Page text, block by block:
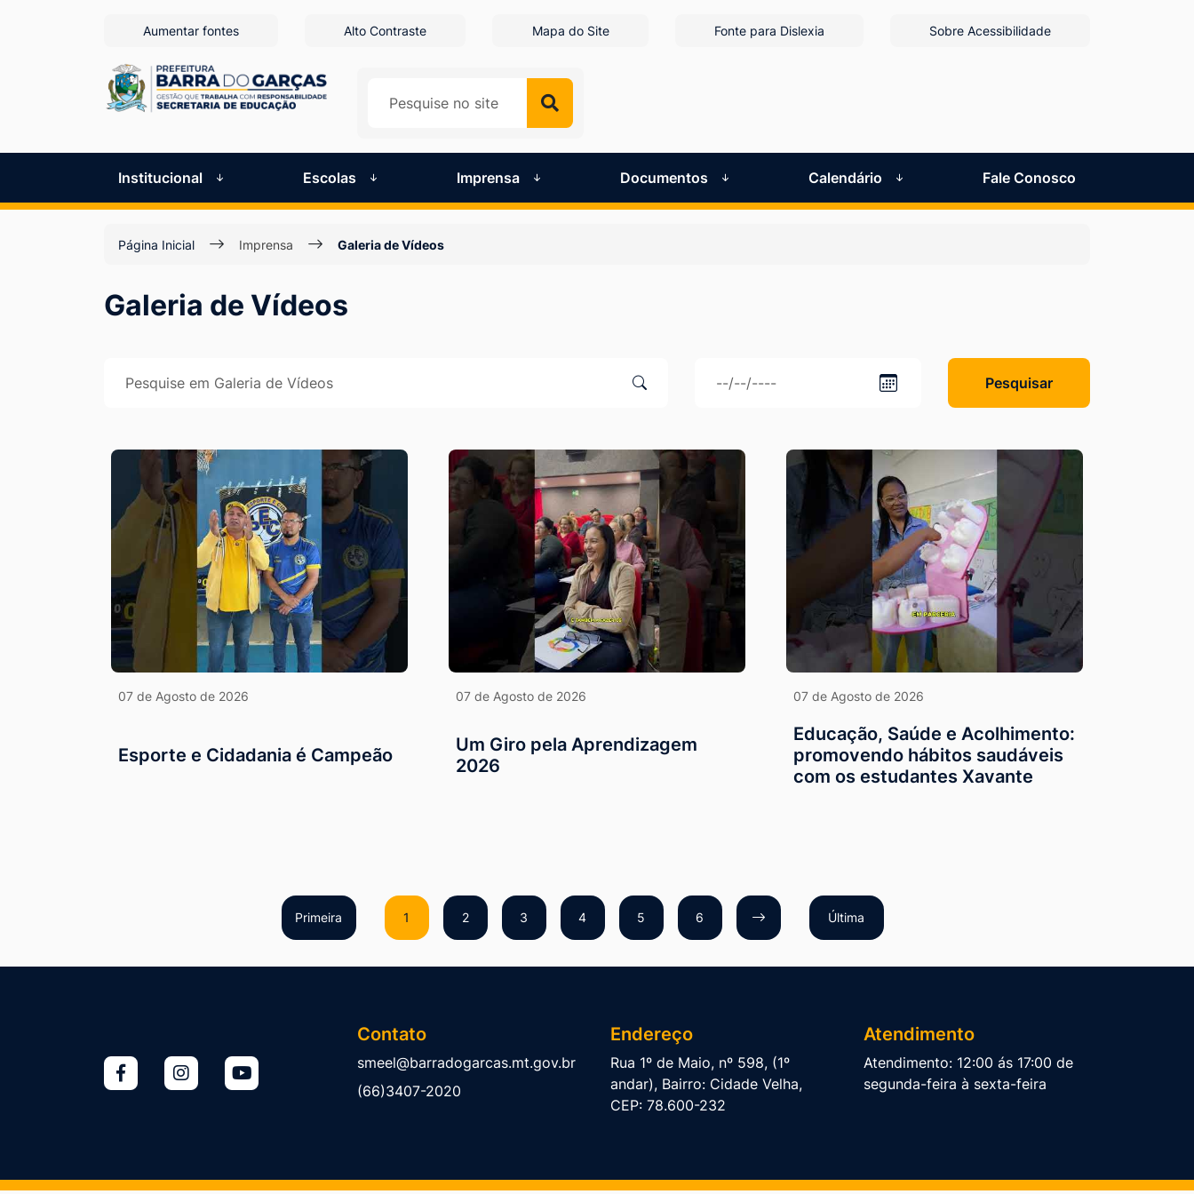
Seção
de
atalhos
links
de
acessibilidade
o
conteúdo
[alt+1]
para
o
[alt+2]
para
[alt+3]
rodapé
[alt+4]
Aumentar fontes Alto Contraste Mapa do Site Fonte para Dislexia Sobre Acessibilidade
Institucional Escolas Imprensa Documentos Calendário Fale Conosco
Página Inicial Imprensa Galeria de Vídeos
Galeria de Vídeos
Pesquisar
07 de Agosto de 2026
Esporte e Cidadania é Campeão
07 de Agosto de 2026
Um Giro pela Aprendizagem
2026
07 de Agosto de 2026
Educação, Saúde e Acolhimento:
promovendo hábitos saudáveis
com os estudantes Xavante
Primeira 1 2 3 4 5 6 Última
Contato
smeel@barradogarcas.mt.gov.br
(66)3407-2020
Endereço
Rua 1º de Maio, nº 598, (1º
andar), Bairro: Cidade Velha,
CEP: 78.600-232
Atendimento
Atendimento: 12:00 ás 17:00 de
segunda-feira à sexta-feira